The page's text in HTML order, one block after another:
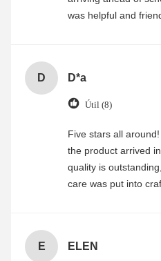
was helpful and
D D*a
Útil (8)
Five stars all
the product arrived
quality is
care was put into
E ELEN